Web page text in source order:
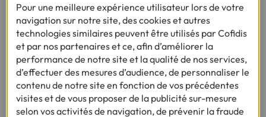
Besoin d'en savoir plus sur le crédit ?
(1) Vous recevrez ensuite un contrat pré-rempli qu'il vous faudra nous
renvoyer complété, daté, signé et accompagné des justificatifs demandés en
vue d'une acceptation définitive.
Pour une meilleure expérience utilisateur lors de votre
navigation sur notre site, des cookies et autres
technologies similaires peuvent être utilisés par Cofidis
et par nos partenaires et ce, afin d’améliorer la
performance de notre site et la qualité de nos services,
d’effectuer des mesures d’audience, de personnaliser le
contenu de notre site en fonction de vos précédentes
visites et de vous proposer de la publicité sur-mesure
selon vos activités de navigation, de prévenir la fraude